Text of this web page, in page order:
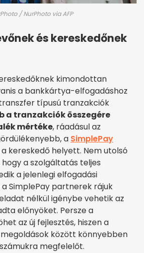
/ NurPhoto via AFP
és kereskedőnek
kimondottan
a bankkártya-elfogadáshoz
típusú tranzakciók
a tranzakciók összegére
mértéke, ráadásul az
a SimplePay
kereskedő helyett. Nem utolsó
a szolgáltatás teljes
a jelenlegi elfogadási
SimplePay partnerek rájuk
nélkül igénybe vehetik az
előnyöket. Persze a
az új fejlesztés, hiszen a
között könnyebben
megfelelőt.